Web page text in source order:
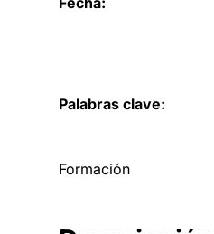
Palabras clave:
Formación